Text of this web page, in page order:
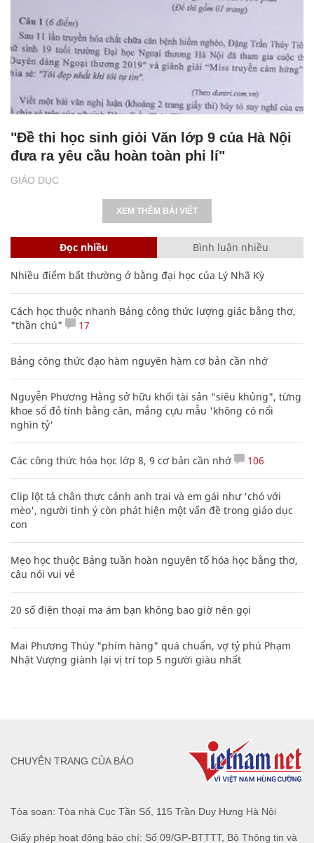
GIÁO DỤC
"Đề thi học sinh giỏi Văn lớp 9 của Hà Nội
đưa ra yêu cầu hoàn toàn phi lí"
XEM THÊM BÀI VIẾT
Đọc nhiều Bình luận nhiều
Nhiều điểm bất thường ở bằng đại học của Lý Nhã Kỳ
Cách học thuộc nhanh Bảng công thức lượng giác bằng thơ,
"thần chú"
17
Bảng công thức đạo hàm nguyên hàm cơ bản cần nhớ
Nguyễn Phương Hằng sở hữu khối tài sản "siêu khủng", từng
khoe sổ đỏ tính bằng cân, mắng cựu mẫu 'không có nổi
nghìn tỷ'
Các công thức hóa học lớp 8, 9 cơ bản cần nhớ 106
Clip lột tả chân thực cảnh anh trai và em gái như 'chó với
mèo', người tinh ý còn phát hiện một vấn đề trong giáo dục
con
Mẹo học thuộc Bảng tuần hoàn nguyên tố hóa học bằng thơ,
câu nói vui vẻ
20 số điện thoại ma ám bạn không bao giờ nên gọi
Mai Phương Thúy "phím hàng" quá chuẩn, vợ tỷ phú Phạm
Nhật Vượng giành lại vị trí top 5 người giàu nhất
Tòa soạn: Tòa nhà Cục Tần Số, 115 Trần Duy Hưng Hà Nội
Giấy phép hoạt động báo chí: Số 09/GP-BTTTT, Bộ Thông tin và
CHUYÊN TRANG CỦA BÁO